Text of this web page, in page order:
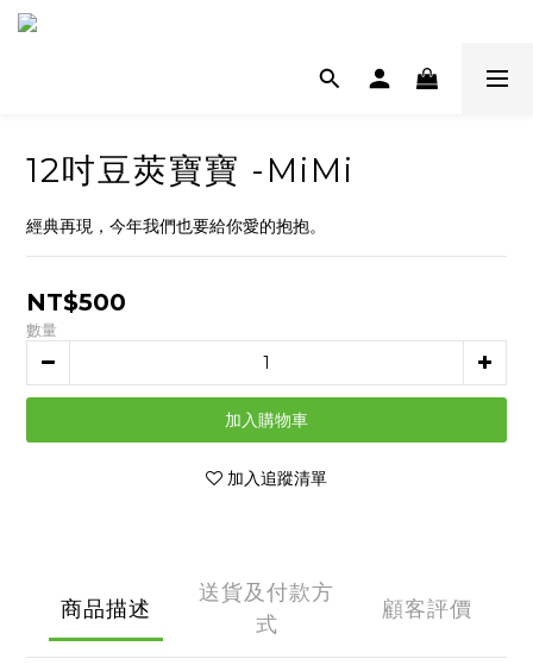
12吋豆莢寶寶 -MiMi
經典再現，今年我們也要給你愛的抱抱。
NT$500
數量
加入購物車
加入追蹤清單
商品描述
送貨及付款方
式
顧客評價